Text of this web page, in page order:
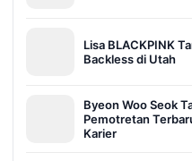
Lisa BLACKPINK
Backless di Utah
Byeon Woo Seok
Pemotretan
Karier